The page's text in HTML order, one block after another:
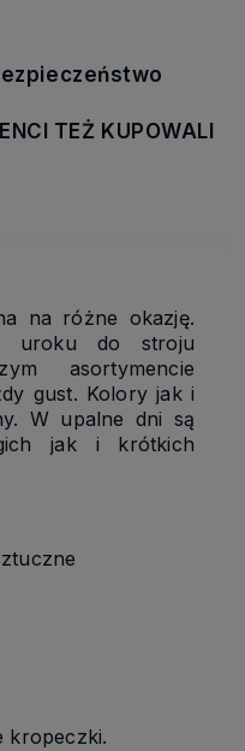
zawiera ewentualnych
TEŻ KUPOWALI
na różne okazję.
uroku do stroju
asortymencie
gust. Kolory jak i
W upalne dni są
jak i krótkich
kropeczki.